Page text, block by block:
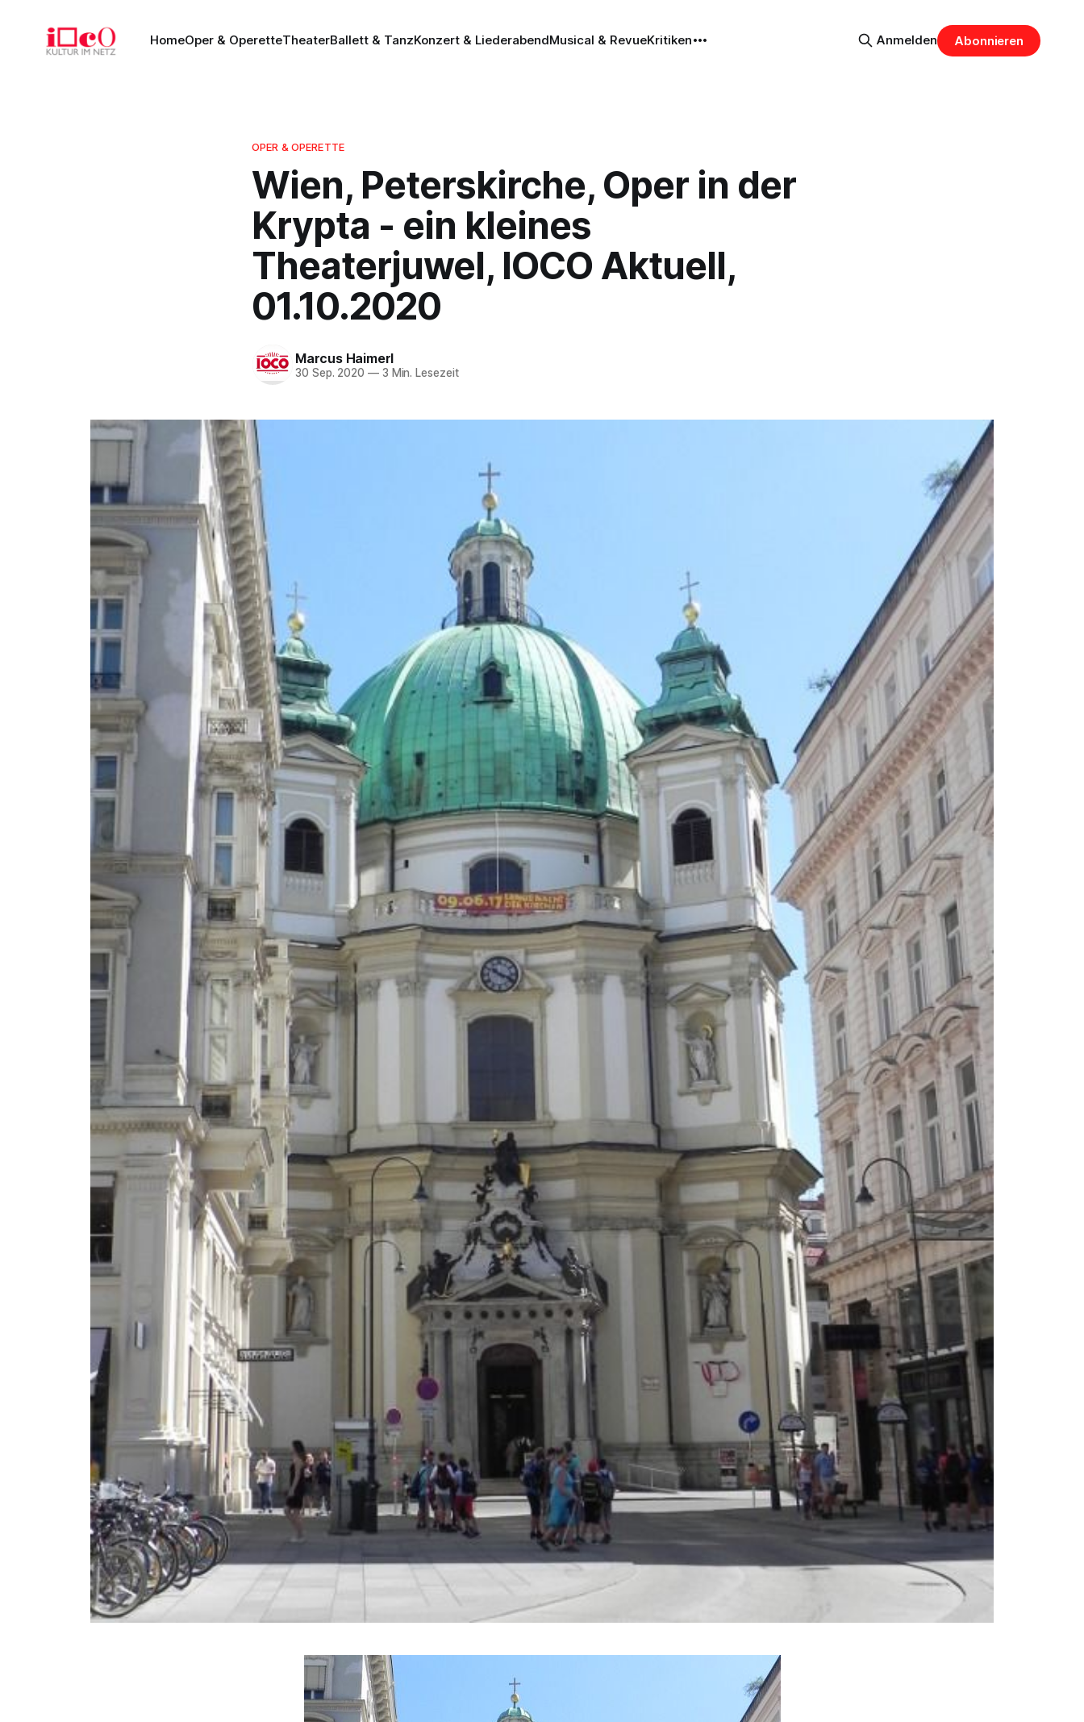
HomeOper & OperetteTheaterBallett & TanzKonzert & LiederabendMusical & RevueKritiken Anmelden Abonnieren
OPER & OPERETTE
Wien, Peterskirche, Oper in der
Krypta - ein kleines
Theaterjuwel, IOCO Aktuell,
01.10.2020
Marcus Haimerl
30 Sep. 2020 —3 Min. Lesezeit